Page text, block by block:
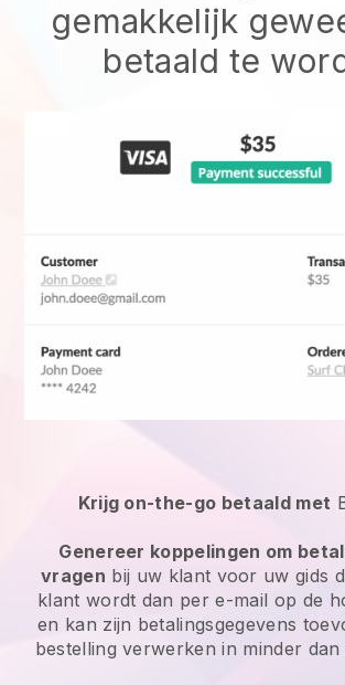
gemakkelijk
betaald te
Krijg on-the-go betaald met
Genereer koppelingen om
vragen bij uw klant voor uwgids
klant wordt dan per e-mail op de
en kan zijn betalingsgegevens
bestelling verwerken in minder